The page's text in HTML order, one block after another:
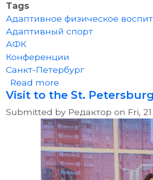
Tags
Адаптивное физическое
Адаптивный спорт
АФК
Конференции
Санкт-Петербург
Read moreabout
Visit to the St.
Submitted by Редактор on Fri,